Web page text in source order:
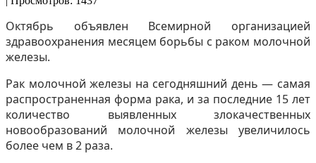
Октябрь объявлен Всемирной организацией
здравоохранения месяцем борьбы с раком молочной
железы.
Рак молочной железы на сегодняшний день — самая
распространенная форма рака, и за последние 15 лет
количество выявленных злокачественных
новообразований молочной железы увеличилось
более чем в 2 раза.